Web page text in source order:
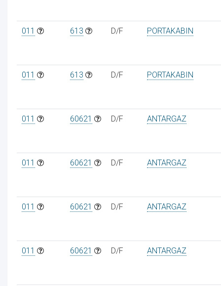
011 613 D/F PORTAKABIN
011 613 D/F PORTAKABIN
011 60621 D/F ANTARGAZ
011 60621 D/F ANTARGAZ
011 60621 D/F ANTARGAZ
011 60621 D/F ANTARGAZ